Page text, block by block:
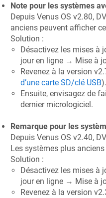
Note pour les systèmes
Depuis Venus OS v2.80,
anciens peuvent afficher
Solution :
Désactivez les mises
jour en ligne → Mise à
Revenez à la version
d’une carte SD/clé USB).
Ensuite, envisagez de
dernier micrologiciel.
Remarque pour les
Depuis Venus OS v2.40,
Les systèmes plus
Solution :
Désactivez les mises
jour en ligne → Mise à
Revenez à la version